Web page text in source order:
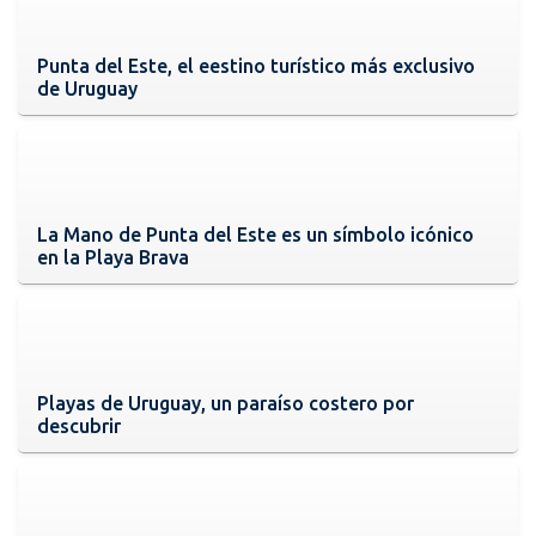
Punta del Este, el eestino turístico más exclusivo
de Uruguay
La Mano de Punta del Este es un símbolo icónico
en la Playa Brava
Playas de Uruguay, un paraíso costero por
descubrir